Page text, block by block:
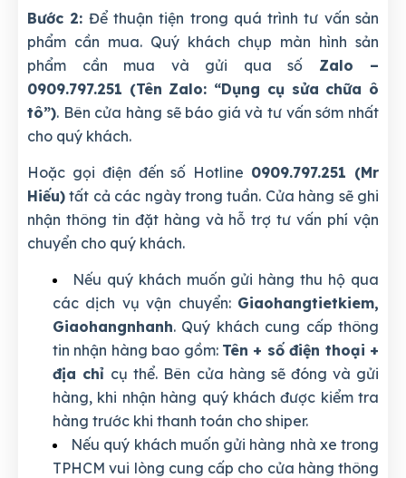
Bước 2: Để thuận tiện trong quá trình tư vấn sản
phẩm cần mua. Quý khách chụp màn hình sản
phẩm cần mua và gửi qua số Zalo –
0909.797.251 (Tên Zalo: “Dụng cụ sửa chữa ô
tô”). Bên cửa hàng sẽ báo giá và tư vấn sớm nhất
cho quý khách.
Hoặc gọi điện đến số Hotline 0909.797.251 (Mr
Hiếu) tất cả các ngày trong tuần. Cửa hàng sẽ ghi
nhận thông tin đặt hàng và hỗ trợ tư vấn phí vận
chuyển cho quý khách.
Nếu quý khách muốn gửi hàng thu hộ qua
các dịch vụ vận chuyển: Giaohangtietkiem,
Giaohangnhanh. Quý khách cung cấp thông
tin nhận hàng bao gồm: Tên + số điện thoại +
địa chỉ cụ thể. Bên cửa hàng sẽ đóng và gửi
hàng, khi nhận hàng quý khách được kiểm tra
hàng trước khi thanh toán cho shiper.
Nếu quý khách muốn gửi hàng nhà xe trong
TPHCM vui lòng cung cấp cho cửa hàng thông